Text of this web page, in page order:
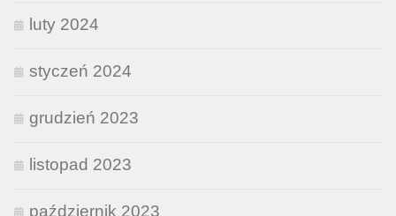
luty 2024
styczeń 2024
grudzień 2023
listopad 2023
październik 2023